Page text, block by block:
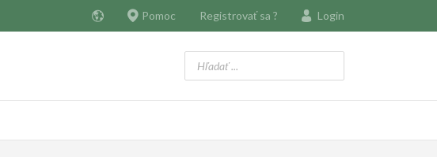
Pomoc Registrovať sa ? Login